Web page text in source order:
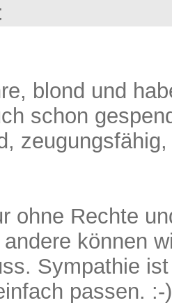
blond und
schon
ohne Rechte
können
Sympathie
passen. :-)